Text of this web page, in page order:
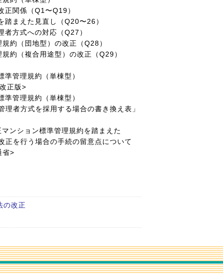
関係（Q1〜Q19）
まえた見直し（Q20〜26）
方式への対応（Q27）
約（団地型）の改正（Q28）
約（複合用途型）の改正（Q29）
管理規約（単棟型）
版>
管理規約（単棟型）
者方式を採用する場合の書き換え表」
ンション標準管理規約を踏まえた
を行う場合の手続の留意点について
>
の改正